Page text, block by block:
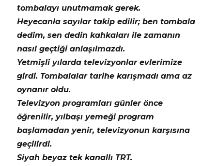
tombalayı unutmamak gerek.
Heyecanla sayılar takip edilir; ben tombala
dedim, sen dedin kahkaları ile zamanın
nasıl geçtiği anlaşılmazdı.
Yetmişli yılarda televizyonlar evlerimize
girdi. Tombalalar tarihe karışmadı ama az
oynanır oldu.
Televizyon programları günler önce
öğrenilir, yılbaşı yemeği program
başlamadan yenir, televizyonun karşısına
geçilirdi.
Siyah beyaz tek kanallı TRT.